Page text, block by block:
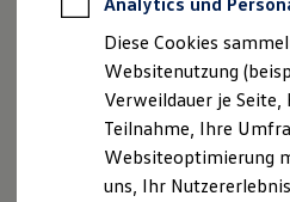
Versicherungen und
Kfz-Versicherung
Garantien
Wartungsverträge
Geschäftskunden
Professional
Großkunden
Behörden
Diese Cookies
Websitenutzung
Verweildauer je Seite,
Teilnahme, Ihre
Websiteoptimierung
uns, Ihr